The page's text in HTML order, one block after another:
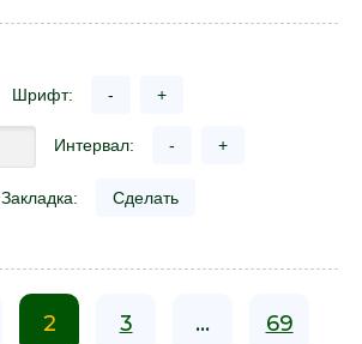
Шрифт: - +
Интервал: - +
Закладка: Сделать
2 3 ... 69